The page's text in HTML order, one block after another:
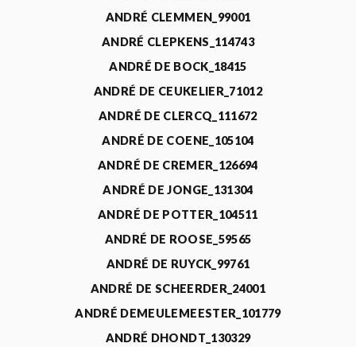
ANDRÉ CLEMMEN_99001
ANDRÉ CLEPKENS_114743
ANDRÉ DE BOCK_18415
ANDRÉ DE CEUKELIER_71012
ANDRÉ DE CLERCQ_111672
ANDRÉ DE COENE_105104
ANDRÉ DE CREMER_126694
ANDRÉ DE JONGE_131304
ANDRÉ DE POTTER_104511
ANDRÉ DE ROOSE_59565
ANDRÉ DE RUYCK_99761
ANDRÉ DE SCHEERDER_24001
ANDRÉ DEMEULEMEESTER_101779
ANDRÉ DHONDT_130329